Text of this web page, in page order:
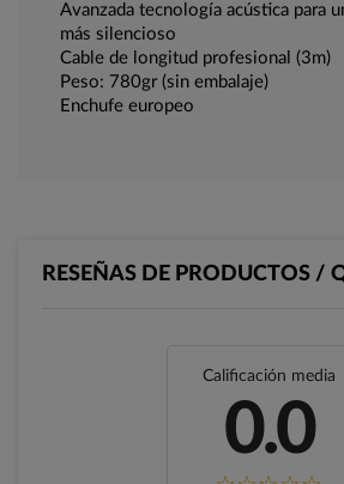
Avanzada tecnología acústica para
más silencioso
Cable de longitud profesional (3m)
Peso: 780gr (sin embalaje)
Enchufe europeo
RESEÑAS DE PRODUCTOS /
Calificación media
0.0